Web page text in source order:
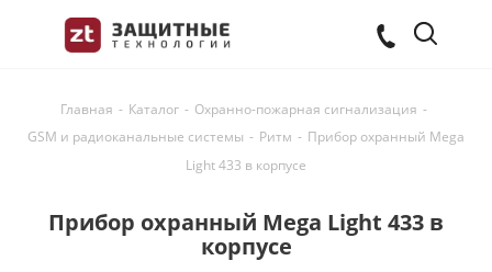
Главная - Каталог - Охранно-пожарная сигнализация -
GSM и радиоканальные системы - Ритм - Прибор охранный Mega
Light 433 в корпусе
Прибор охранный Mega Light 433 в
корпусе